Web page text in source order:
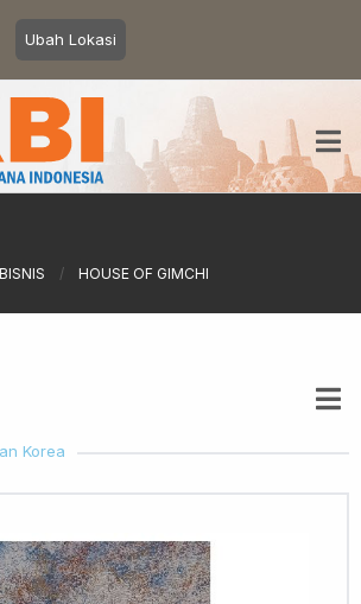
Ubah Lokasi
/ HOUSE OF GIMCHI
Korea